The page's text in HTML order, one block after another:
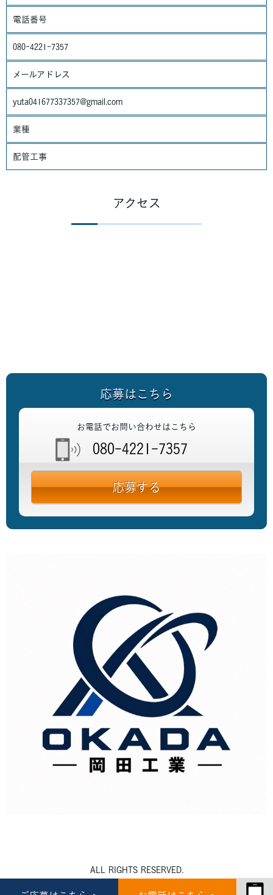
ご本人の照会
お客さまがご本人の個人情報の照会・修正・削除などをご希望さ
きます。
法令、規範の遵守と見直し
当社は、保有する個人情報に関して適用される日本の法令、その
他規範を遵守するとともに、本ポリシーの内容を適宜見直し、そ
の改善に努めます。
電話番号
080-4221-7357
メールアドレス
yuta041677337357@gmail.com
業種
配管工事
アクセス
応募はこちら
お電話でお問い合わせはこちら
080-4221-7357
応募する
ALL RIGHTS RESERVED.